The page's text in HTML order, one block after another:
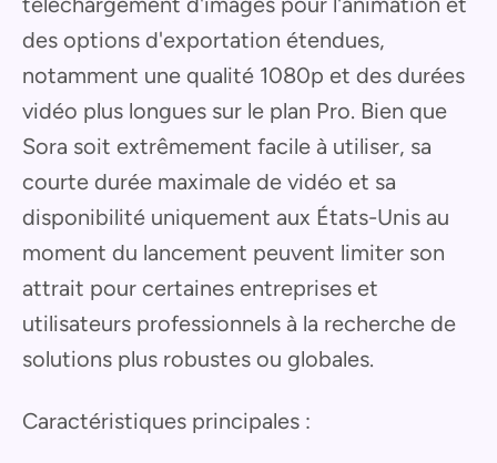
des options d'exportation étendues,
notamment une qualité 1080p et des durées
vidéo plus longues sur le plan Pro. Bien que
Sora soit extrêmement facile à utiliser, sa
courte durée maximale de vidéo et sa
disponibilité uniquement aux États-Unis au
moment du lancement peuvent limiter son
attrait pour certaines entreprises et
utilisateurs professionnels à la recherche de
solutions plus robustes ou globales.
Caractéristiques principales :